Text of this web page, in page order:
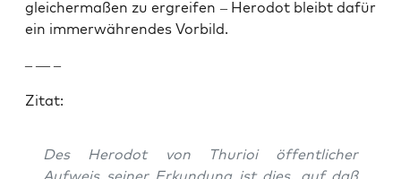
gle­icher­maßen zu ergreifen – Herodot bleibt dafür
ein immer­währen­des Vor­bild.
– — –
Zitat:
Des Herodot von Thu­ri­oi öffentlich­er
Aufweis sein­er Erkun­dung ist dies, auf daß